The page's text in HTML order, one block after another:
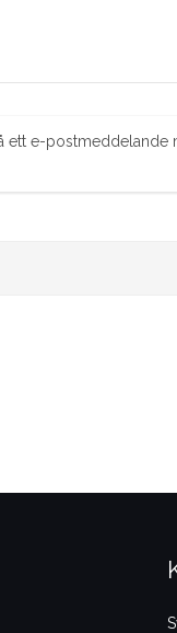
ett e-postmeddelande